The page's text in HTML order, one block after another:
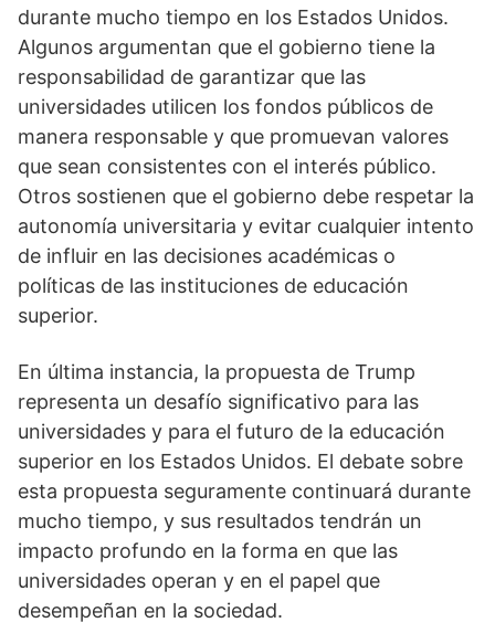
durante mucho tiempo en los Estados Unidos.
Algunos argumentan que el gobierno tiene la
responsabilidad de garantizar que las
universidades utilicen los fondos públicos de
manera responsable y que promuevan valores
que sean consistentes con el interés público.
Otros sostienen que el gobierno debe respetar la
autonomía universitaria y evitar cualquier intento
de influir en las decisiones académicas o
políticas de las instituciones de educación
superior.
En última instancia, la propuesta de Trump
representa un desafío significativo para las
universidades y para el futuro de la educación
superior en los Estados Unidos. El debate sobre
esta propuesta seguramente continuará durante
mucho tiempo, y sus resultados tendrán un
impacto profundo en la forma en que las
universidades operan y en el papel que
desempeñan en la sociedad.